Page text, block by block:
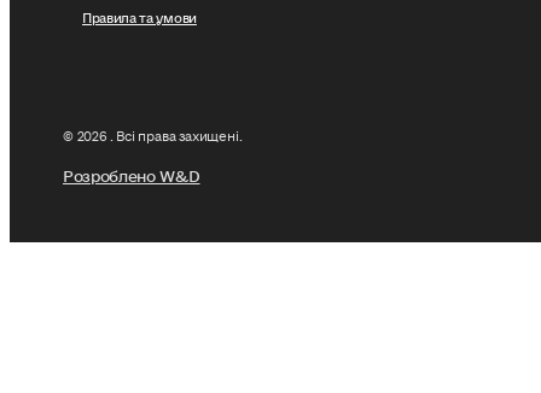
Правила та умови
© 2026 . Всі права захищені.
Розроблено W&D